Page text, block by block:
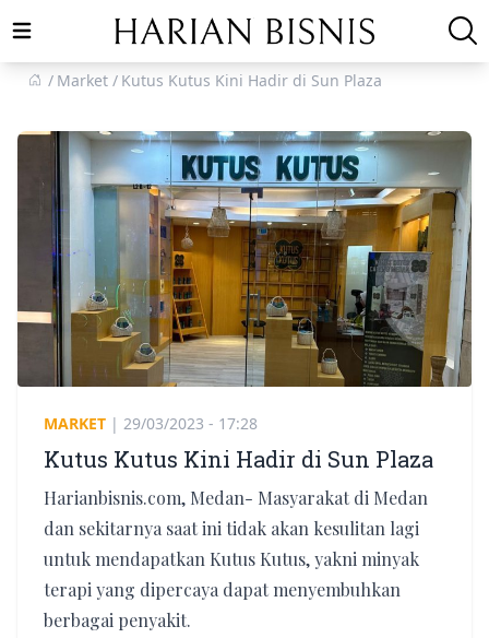
Open main menu
Market
Kutus Kutus Kini Hadir di Sun Plaza
MARKET | 29/03/2023 - 17:28
Kutus Kutus Kini Hadir di Sun Plaza
Harianbisnis.com, Medan- Masyarakat di Medan
dan sekitarnya saat ini tidak akan kesulitan lagi
untuk mendapatkan Kutus Kutus, yakni minyak
terapi yang dipercaya dapat menyembuhkan
berbagai penyakit.